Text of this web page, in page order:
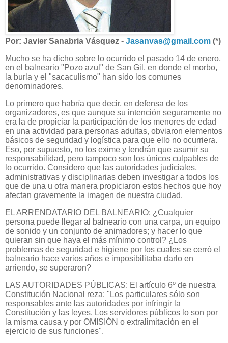
Por: Javier Sanabria Vásquez - Jasanvas@gmail.com (*)
Mucho se ha dicho sobre lo ocurrido el pasado 14 de enero,
en el balneario "Pozo azul" de San Gil, en donde el morbo,
la burla y el "sacaculismo" han sido los comunes
denominadores.
Lo primero que habría que decir, en defensa de los
organizadores, es que aunque su intención seguramente no
era la de propiciar la participación de los menores de edad
en una actividad para personas adultas, obviaron elementos
básicos de seguridad y logística para que ello no ocurriera.
Eso, por supuesto, no los exime y tendrán que asumir su
responsabilidad, pero tampoco son los únicos culpables de
lo ocurrido. Considero que las autoridades judiciales,
administrativas y disciplinarias deben investigar a todos los
que de una u otra manera propiciaron estos hechos que hoy
afectan gravemente la imagen de nuestra ciudad.
EL ARRENDATARIO DEL BALNEARIO: ¿Cualquier
persona puede llegar al balneario con una carpa, un equipo
de sonido y un conjunto de animadores; y hacer lo que
quieran sin que haya el más mínimo control? ¿Los
problemas de seguridad e higiene por los cuales se cerró el
balneario hace varios años e imposibilitaba darlo en
arriendo, se superaron?
LAS AUTORIDADES PÚBLICAS: El artículo 6º de nuestra
Constitución Nacional reza: "Los particulares sólo son
responsables ante las autoridades por infringir la
Constitución y las leyes. Los servidores públicos lo son por
la misma causa y por OMISIÓN o extralimitación en el
ejercicio de sus funciones".